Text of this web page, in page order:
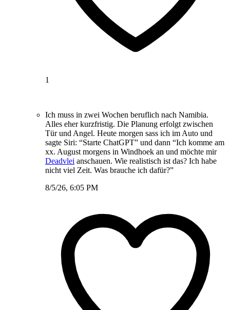
1
Ich muss in zwei Wochen beruflich nach Namibia.
Alles eher kurzfristig. Die Planung erfolgt zwischen
Tür und Angel. Heute morgen sass ich im Auto und
sagte Siri: “Starte ChatGPT” und dann “Ich komme am
xx. August morgens in Windhoek an und möchte mir
Deadvlei anschauen. Wie realistisch ist das? Ich habe
nicht viel Zeit. Was brauche ich dafür?”
8/5/26, 6:05 PM